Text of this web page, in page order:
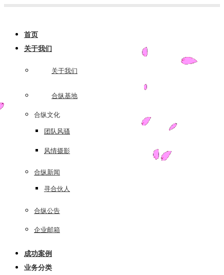
首页
关于我们
关于我们
合纵基地
合纵文化
团队风骚
风情摄影
合纵新闻
寻合伙人
合纵公告
企业邮箱
成功案例
业务分类